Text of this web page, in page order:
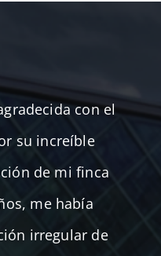
con el
su increíble
de mi finca
me había
irregular de